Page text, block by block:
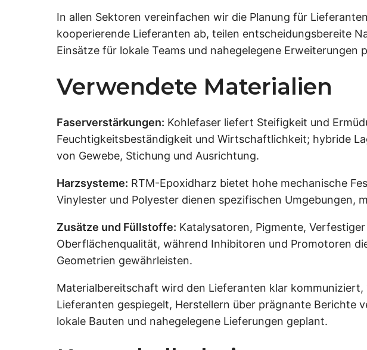
In allen Sektoren vereinfachen wir die Planung für
kooperierende Lieferanten ab, teilen entscheidungsbereite
Einsätze für lokale Teams und nahegelegene Erweiterungen
Verwendete Materialien
Faserverstärkungen: Kohlefaser liefert Steifigkeit und
Feuchtigkeitsbeständigkeit und Wirtschaftlichkeit; hybride
von Gewebe, Stichung und Ausrichtung.
Harzsysteme: RTM-Epoxidharz bietet hohe mechanische
Vinylester und Polyester dienen spezifischen Umgebungen,
Zusätze und Füllstoffe: Katalysatoren, Pigmente,
Oberflächenqualität, während Inhibitoren und Promotoren
Geometrien gewährleisten.
Materialbereitschaft wird den Lieferanten klar
Lieferanten gespiegelt, Herstellern über prägnante
lokale Bauten und nahegelegene Lieferungen geplant.